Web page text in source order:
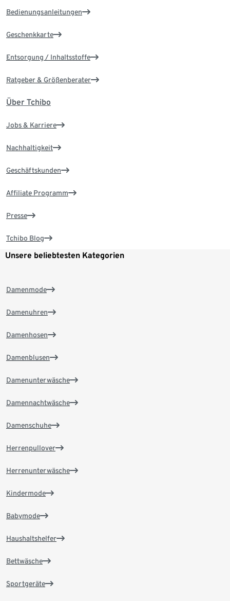
Bedienungsanleitungen
Geschenkkarte
Entsorgung / Inhaltsstoffe
Ratgeber & Größenberater
Über Tchibo
Jobs & Karriere
Nachhaltigkeit
Geschäftskunden
Affiliate Programm
Presse
Tchibo Blog
Unsere beliebtesten Kategorien
Damenmode
Damenuhren
Damenhosen
Damenblusen
Damenunterwäsche
Damennachtwäsche
Damenschuhe
Herrenpullover
Herrenunterwäsche
Kindermode
Babymode
Haushaltshelfer
Bettwäsche
Sportgeräte